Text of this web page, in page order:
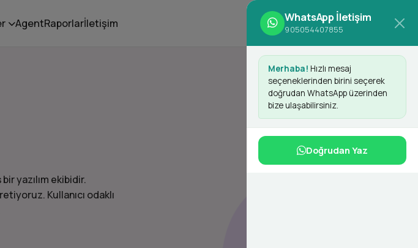
AgentRaporlarİletişim Giriş Yap Kayıt Ol
yazılım ekibidir.
Kullanıcı odaklı
WhatsApp İletişim
905054407855
Merhaba! Hızlı mesaj
seçeneklerinden birini seçerek
doğrudan WhatsApp üzerinden
bize ulaşabilirsiniz.
Doğrudan Yaz